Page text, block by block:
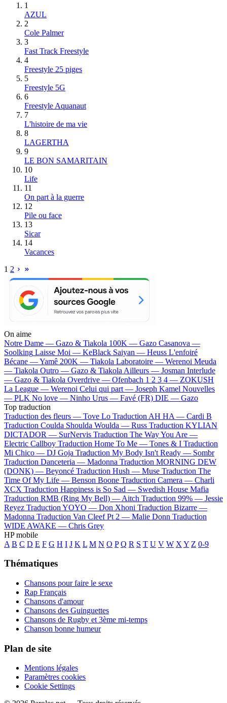
1
AZUL
2
Cole Palmer
3
Fast Track Freestyle
4
Freestyle 25 piges
5
Freestyle 5G
6
Freestyle Aquanaut
7
L'histoire de ma vie
8
LAGERTHA
9
LE BON SAMARITAIN
10
Life
11
On part à la guerre
12
Pile ou face
13
Sicar
14
Vacances
1 2
On aime
Notre Dame — Gazo & Tiakola 100K — Gazo Casanova —
Soolking Laisse Moi — KeBlack Saiyan — Heuss L'enfoiré
Bécane —Yamê 200K — Tiakola Laboratoire — Werenoi Meuda
— Tiakola Outro — Gazo & Tiakola Ailleurs — Josman Interlude
— Gazo & Tiakola Overdrive — Ofenbach 1 2 3 4 — ZOKUSH
La League — Werenoi Celui qui part — Joseph Kamel Nouvelles
— PLK No love — Ninho Urus — Favé (FR) DIE — Gazo
Top traduction
Traduction des fleurs — Tove Lo Traduction AH HA — Cardi B
Traduction Coulda Shoulda Woulda — Russ Traduction KYLIAN
DICTADOR — SurNervis Traduction The Way You Are —
Electric Callboy Traduction Home To Me — Tones & I Traduction
Mi Chico — DJ Goja Traduction My Body Isn't Ready — Sombr
Traduction Danceteria — Madonna Traduction MORNING DEW
(DONK) — Beyoncé Traduction Hush — Muse Traduction The
Time Of My Life — Benson Boone Traduction Camera — Charli
XCX Traduction Happiness is So Sad — Swedish House Mafia
Traduction RMB (Ring My Bell) — Aitch Traduction 99% — Jessie
Reyez Traduction YOYO — Don Xhoni Traduction Bizarre —
Madonna Traduction Van Cleef Pt 2 — Malie Donn Traduction
WIDE AWAKE — Chris Grey
HP mobile
A B C D E F G H I J K L M N O P Q R S T U V W X Y Z 0-9
Thématiques
Chansons pour faire le sexe
Rap Français
Chansons d'amour
Chansons des Guinguettes
Chansons de Rugby et 3ème mi-temps
Chanson bonne humeur
Plan de site
Mentions légales
Paramètres cookies
Cookie Settings